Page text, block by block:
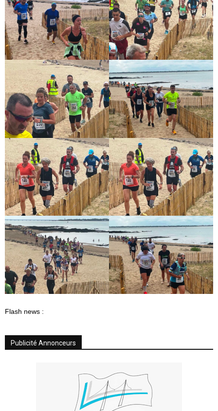
Flash news :
Publicité Annonceurs